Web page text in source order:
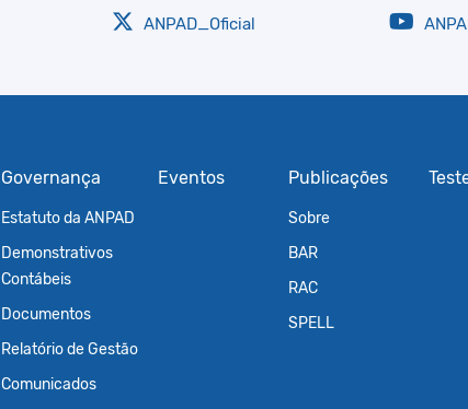
ANPAD_Oficial
Governança
Estatuto da ANPAD
Demonstrativos
Contábeis
Documentos
Relatório de Gestão
Comunicados
Eventos Publicações
Sobre
BAR
RAC
SPELL